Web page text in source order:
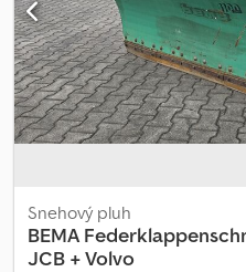
Snehový pluh
BEMA
JCB + Volvo